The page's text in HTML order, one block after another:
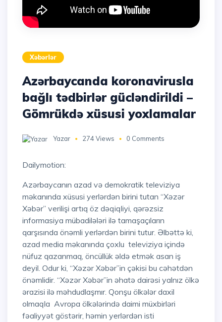
Xəbərlər
Azərbaycanda koronavirusla
bağlı tədbirlər gücləndirildi –
Gömrükdə xüsusi yoxlamalar
Yazar 274 Views 0 Comments
Dailymotion:
Azərbaycanın azad və demokratik televiziya
məkanında xüsusi yerlərdən birini tutan “Xəzər
Xəbər” verilişi artıq öz dəqiqliyi, qərəzsiz
informasiya mübadilələri ilə tamaşaçıların
qarşısında önəmli yerlərdən birini tutur. Əlbəttə ki,
azad media məkanında çoxlu televiziya içində
nüfuz qazanmaq, öncüllük əldə etmək asan iş
deyil. Odur ki, “Xəzər Xəbər”in çəkisi bu cəhətdən
önəmlidir. “Xəzər Xəbər”in əhatə dairəsi yalnız ölkə
ərazisi ilə məhdudlaşmır. Qonşu ölkələr daxil
olmaqla Avropa ölkələrində daimi müxbirləri
fəaliyyət göstərir, həmin yerlərdən isti